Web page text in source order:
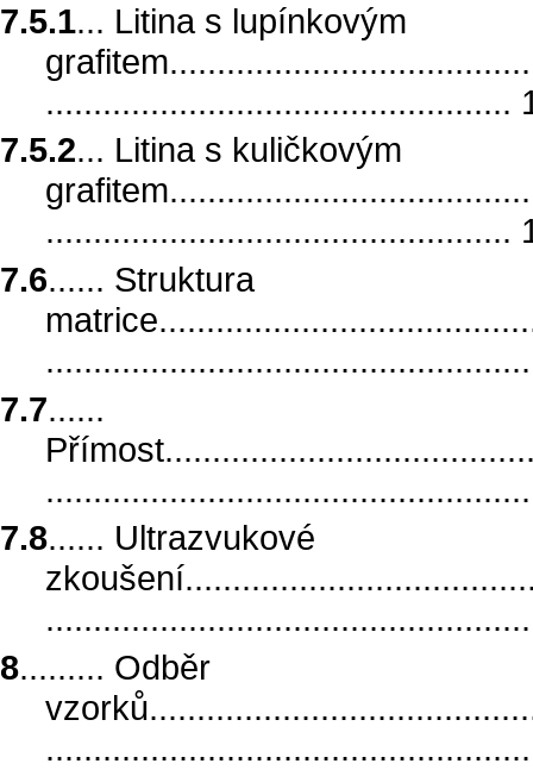
7.5.1... Litina s lupínkovým
.................................................
7.5.2... Litina s kuličkovým
.................................................
7.6...... Struktura
7.7......
7.8...... Ultrazvukové
8......... Odběr